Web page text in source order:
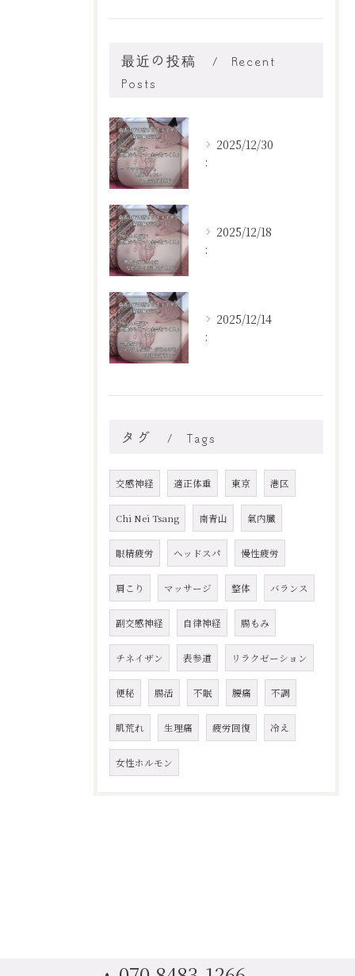
最近の投稿
Recent
Posts
2025/12/30
:
2025/12/18
:
2025/12/14
:
タグ Tags
交感神経 適正体重 東京 港区
Chi Nei Tsang 南青山 氣内臓
眼精疲労 ヘッドスパ 慢性疲労
肩こり マッサージ 整体 バランス
副交感神経 自律神経 腸もみ
チネイザン 表参道 リラクゼーション
便秘 腸活 不眠 腰痛 不調
肌荒れ 生理痛 疲労回復 冷え
女性ホルモン